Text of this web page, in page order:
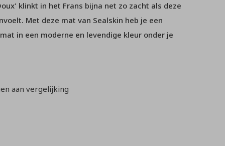
klinkt in het Frans bijna net zo zacht als deze
Met deze mat van Sealskin heb je een
in een moderne en levendige kleur onder je
aan vergelijking